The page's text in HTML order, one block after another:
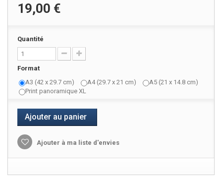
19,00 €
Quantité
Format
A3 (42 x 29.7 cm)
A4 (29.7 x 21 cm)
A5 (21 x 14.8 cm)
Print panoramique XL
Ajouter au panier
Ajouter à ma liste d'envies